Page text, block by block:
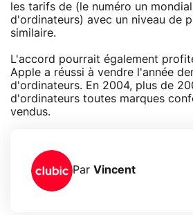
les tarifs de (le numéro un
d'ordinateurs) avec un niveau de
similaire.
L'accord pourrait également
Apple a réussi à vendre l'année
d'ordinateurs. En 2004, plus de
d'ordinateurs toutes marques
vendus.
Par Vincent